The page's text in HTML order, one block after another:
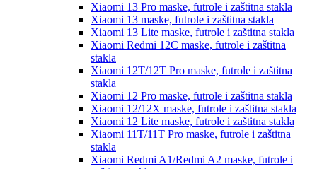
Xiaomi 13 Pro maske, futrole i zaštitna stakla
Xiaomi 13 maske, futrole i zaštitna stakla
Xiaomi 13 Lite maske, futrole i zaštitna stakla
Xiaomi Redmi 12C maske, futrole i zaštitna
stakla
Xiaomi 12T/12T Pro maske, futrole i zaštitna
stakla
Xiaomi 12 Pro maske, futrole i zaštitna stakla
Xiaomi 12/12X maske, futrole i zaštitna stakla
Xiaomi 12 Lite maske, futrole i zaštitna stakla
Xiaomi 11T/11T Pro maske, futrole i zaštitna
stakla
Xiaomi Redmi A1/Redmi A2 maske, futrole i